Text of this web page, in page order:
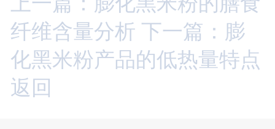
纤维含量分析 下一篇：膨
化黑米粉产品的低热量特点
返回